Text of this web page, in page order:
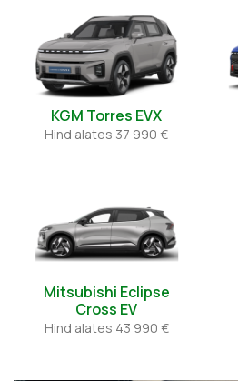
KGM Torres EVX
Hind alates 37 990 €
Mitsubishi Eclipse
Cross EV
Hind alates 43 990 €